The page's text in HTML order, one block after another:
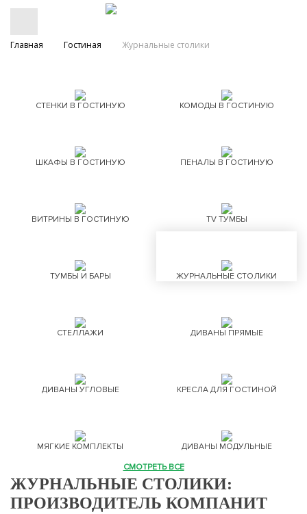
Главная Гостиная Журнальные столики
СТЕНКИ В ГОСТИНУЮ КОМОДЫ В ГОСТИНУЮ
ШКАФЫ В ГОСТИНУЮ ПЕНАЛЫ В ГОСТИНУЮ
ВИТРИНЫ В ГОСТИНУЮ TV ТУМБЫ
ТУМБЫ И БАРЫ ЖУРНАЛЬНЫЕ СТОЛИКИ
СТЕЛЛАЖИ ДИВАНЫ ПРЯМЫЕ
ДИВАНЫ УГЛОВЫЕ КРЕСЛА ДЛЯ ГОСТИНОЙ
МЯГКИЕ КОМПЛЕКТЫ
ДИВАНЫ МОДУЛЬНЫЕ
СМОТРЕТЬ ВСЕ
ЖУРНАЛЬНЫЕ СТОЛИКИ:
ПРОИЗВОДИТЕЛЬ КОМПАНИТ